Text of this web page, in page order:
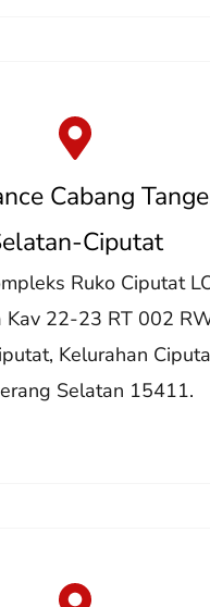
Cabang
Ciputat
Ruko Ciputat
Kav 22-23 RT 002
Kelurahan
Selatan 15411.